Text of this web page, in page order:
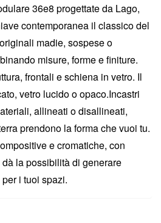
36e8 progettate da Lago,
contemporanea il classico del
madie, sospese o
misure, forme e finiture.
frontali e schiena in vetro. Il
vetro lucido o opaco.Incastri
allineati o disallineati,
prendono la forma che vuoi tu.
e cromatiche, con
la possibilità di generare
i tuoi spazi.